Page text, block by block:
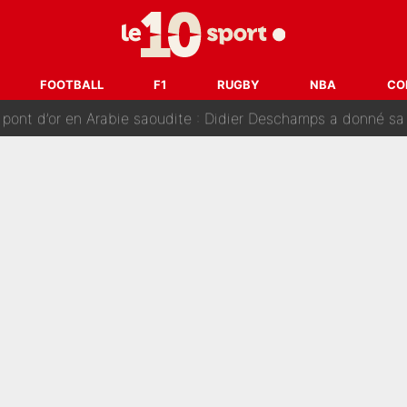
FOOTBALL F1 RUGBY NBA
ont de la concurrence ? L’IA annonce les 5 joueurs qui vont
: Fabrizio Romano dévoile déjà la stratégie du PSG
d’or en Arabie saoudite : Didier Deschamps a donné